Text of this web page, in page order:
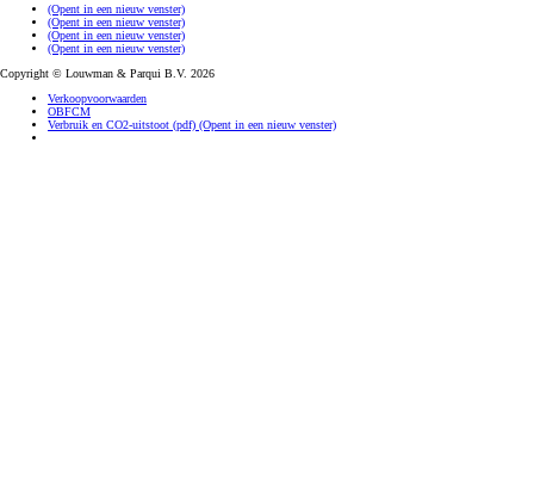
(Opent in een nieuw venster)
(Opent in een nieuw venster)
(Opent in een nieuw venster)
(Opent in een nieuw venster)
Copyright © Louwman & Parqui B.V. 2026
Verkoopvoorwaarden
OBFCM
Verbruik en CO2-uitstoot (pdf) (Opent in een nieuw venster)